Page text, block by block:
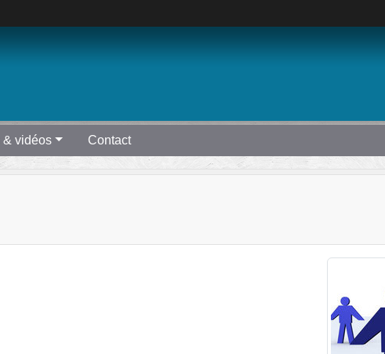
& vidéos Contact